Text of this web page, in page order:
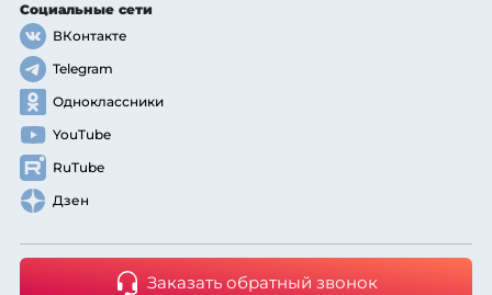
Социальные сети
ВКонтакте
Telegram
Одноклассники
YouTube
RuTube
Дзен
Заказать обратный звонок